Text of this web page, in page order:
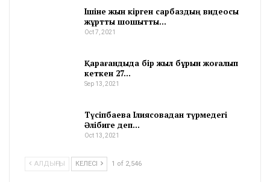
Ішіне жын кірген сарбаздың видеосы
жұртты шошытты…
Oct 7, 2021
Қарағандыда бір жыл бұрын жоғалып
кеткен 27…
Sep 13, 2021
Түсіпбаева Ілиясовадан түрмедегі
Әлібиге деп…
Oct 13, 2021
АЛДЫҢҒЫ КЕЛЕСІ 1 of 2,546